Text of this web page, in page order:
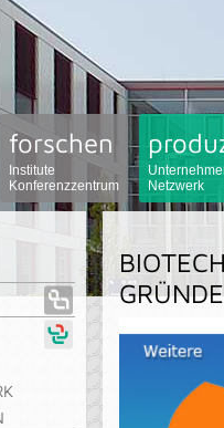
forschen
Institute
Konferenzzentrum
Netzwerk